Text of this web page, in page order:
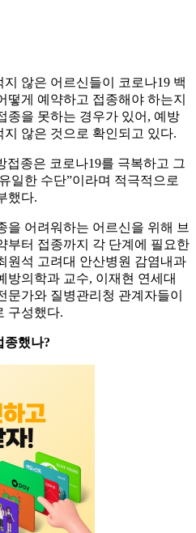
않은 어르신들이 코로나19 백
떻게 예약하고 접종해야 하는지
종을 못하는 경우가 있어, 예방
않은 것으로 확인되고 있다.
접종은 코로나19를 극복하고 그
일한 수단”이라며 적극적으로
했다.
을 어려워하는 어르신을 위해 브
부터 접종까지 각 단계에 필요한
원석 고려대 안산병원 감염내과
방의학과 교수, 이재현 연세대
문가와 질병관리청 관계자들이
구성했다.
종했나?